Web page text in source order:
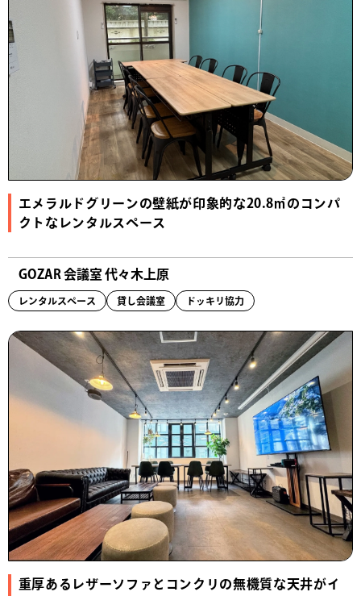
エメラルドグリーンの壁紙が印象的な20.8㎡のコンパ
クトなレンタルスペース
GOZAR 会議室 代々木上原
レンタルスペース 貸し会議室 ドッキリ協力
重厚あるレザーソファとコンクリの無機質な天井がイ